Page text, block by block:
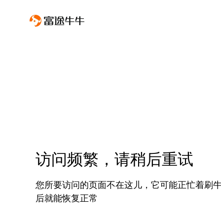
访问频繁，请稍后重试
您所要访问的页面不在这儿，它可能正忙着刷
后就能恢复正常